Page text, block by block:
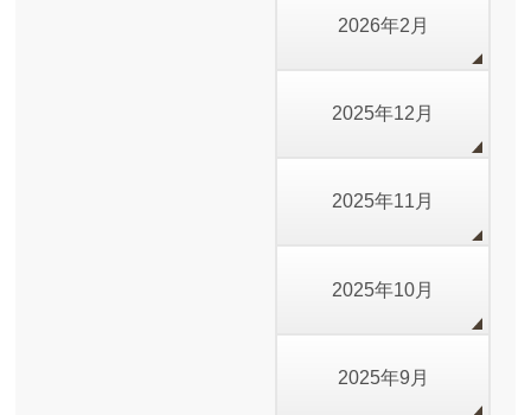
2026年2月
2025年12月
2025年11月
2025年10月
2025年9月